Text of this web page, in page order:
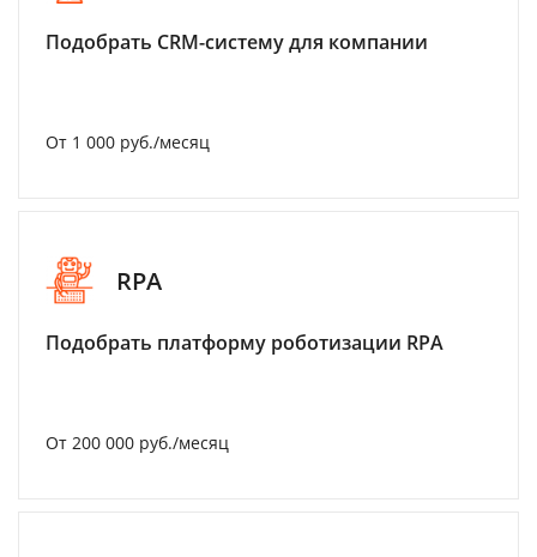
Подобрать CRM-систему для компании
От 1 000 руб./месяц
RPA
Подобрать платформу роботизации RPA
От 200 000 руб./месяц